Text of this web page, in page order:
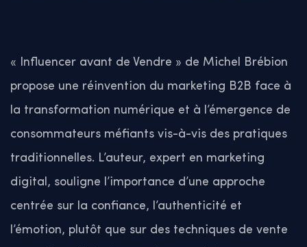
« Influencer avant de Vendre » de Michel Brébion
propose une réinvention du marketing B2B face à
la transformation numérique et à l’émergence de
consommateurs méfiants vis-à-vis des pratiques
traditionnelles. L’auteur, expert en marketing
digital, souligne l’importance d’une approche
centrée sur la confiance, l’authenticité et
l’émotion, plutôt que sur des techniques de vente